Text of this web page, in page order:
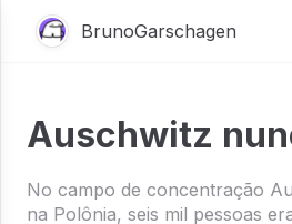
BrunoGarschagen
Auschwitz
No campo de concentração
na Polônia, seis mil pessoas